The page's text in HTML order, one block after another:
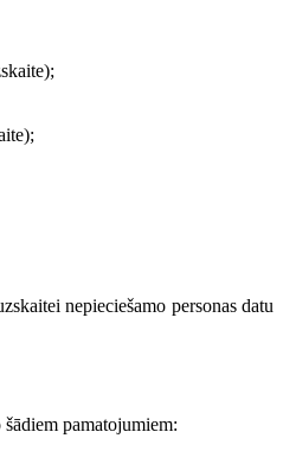
nepieciešamo personas datu
pamatojumiem: